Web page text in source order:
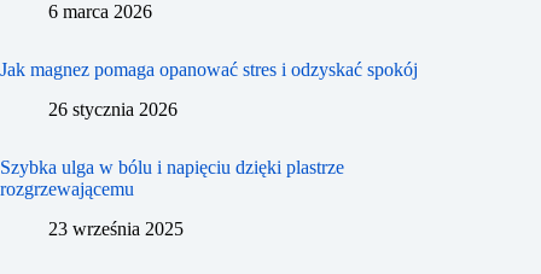
6 marca 2026
Jak magnez pomaga opanować stres i odzyskać spokój
26 stycznia 2026
Szybka ulga w bólu i napięciu dzięki plastrze
rozgrzewającemu
23 września 2025